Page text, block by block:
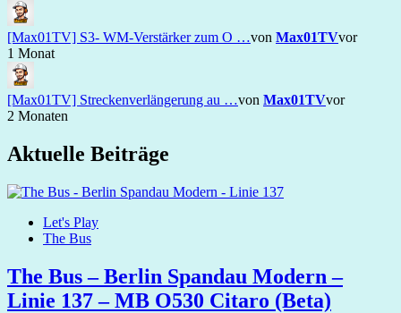
[Max01TV] S3- WM-Verstärker zum O …von Max01TVvor
1 Monat
[Max01TV] Streckenverlängerung au …von Max01TVvor
2 Monaten
Aktuelle Beiträge
Let's Play
The Bus
The Bus – Berlin Spandau Modern –
Linie 137 – MB O530 Citaro (Beta)